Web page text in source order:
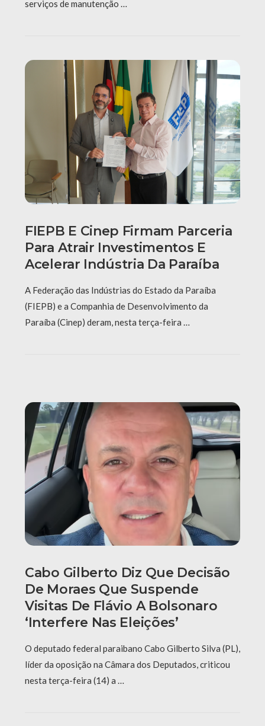
serviços de manutenção …
FIEPB E Cinep Firmam Parceria
Para Atrair Investimentos E
Acelerar Indústria Da Paraíba
A Federação das Indústrias do Estado da Paraíba
(FIEPB) e a Companhia de Desenvolvimento da
Paraíba (Cinep) deram, nesta terça-feira …
Cabo Gilberto Diz Que Decisão
De Moraes Que Suspende
Visitas De Flávio A Bolsonaro
‘interfere Nas Eleições’
O deputado federal paraibano Cabo Gilberto Silva (PL),
líder da oposição na Câmara dos Deputados, criticou
nesta terça-feira (14) a …